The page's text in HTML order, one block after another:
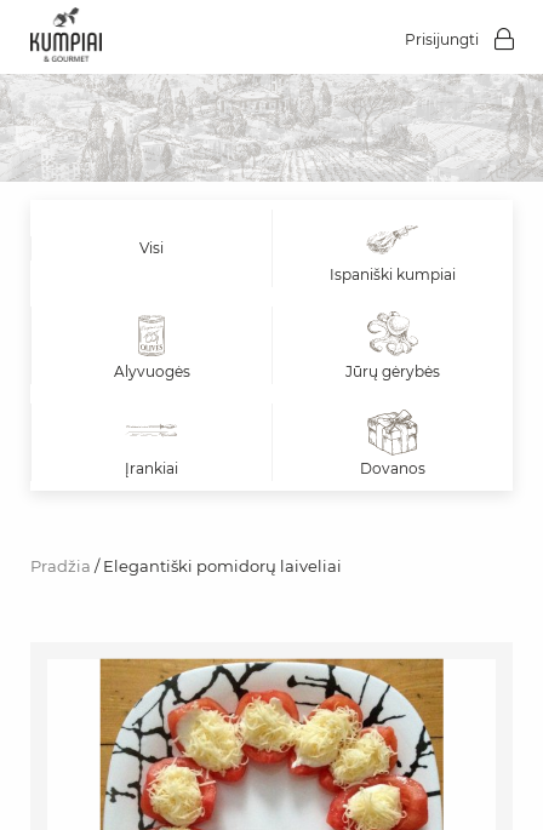
Prisijungti
Visi
Ispaniški kumpiai
Alyvuogės Jūrų gėrybės
Įrankiai Dovanos
Pradžia / Elegantiški pomidorų laiveliai